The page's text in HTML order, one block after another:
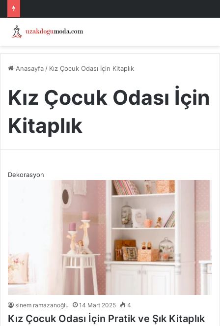
Anasayfa / Kız Çocuk Odası İçin Kitaplık
Kız Çocuk Odası İçin
Kitaplık
Dekorasyon
sinem ramazanoğlu 14 Mart 2025 4
Kız Çocuk Odası İçin Pratik ve Şık Kitaplık